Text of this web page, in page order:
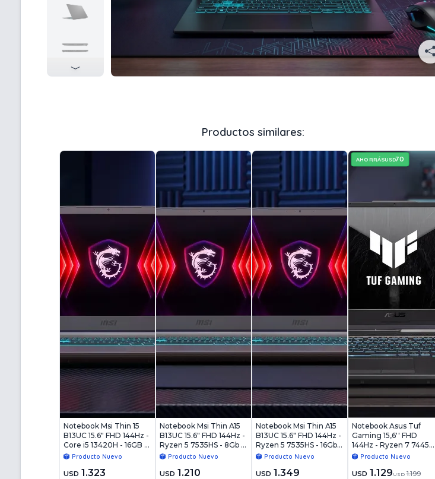
Productos similares:
Notebook Msi Thin 15
B13UC 15.6" FHD 144Hz -
Core i5 13420H - 16GB -
512GB - RTX4050 6GB -
Producto Nuevo
USD 1.323
Notebook Msi Thin A15
B13UC 15.6" FHD 144Hz -
Ryzen 5 7535HS - 8Gb -
512Gb - RTX4050 6Gb -
Producto Nuevo
USD 1.210
Notebook Msi Thin A15
B13UC 15.6" FHD 144Hz -
Ryzen 5 7535HS - 16Gb -
512Gb - RTX4050 6Gb -
Producto Nuevo
USD 1.349
AHORRÁSUSD70
Notebook Asus Tuf
Gaming 15,6'' FHD
144Hz - Ryzen 7 7445HS
- 8Gb - 512Gb - RTX
Producto Nuevo
USD 1.129 USD 1.199